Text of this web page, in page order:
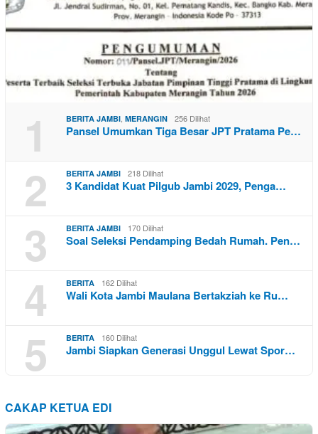
1 BERITA JAMBI MERANGIN 256 Dilihat
Pansel Umumkan Tiga Besar JPT Pratama Pe…
2 BERITA JAMBI 218 Dilihat
3 Kandidat Kuat Pilgub Jambi 2029, Penga…
3 BERITA JAMBI 170 Dilihat
Soal Seleksi Pendamping Bedah Rumah. Pen…
4 BERITA 162 Dilihat
Wali Kota Jambi Maulana Bertakziah ke Ru…
5 BERITA 160 Dilihat
Jambi Siapkan Generasi Unggul Lewat Spor…
CAKAP KETUA EDI